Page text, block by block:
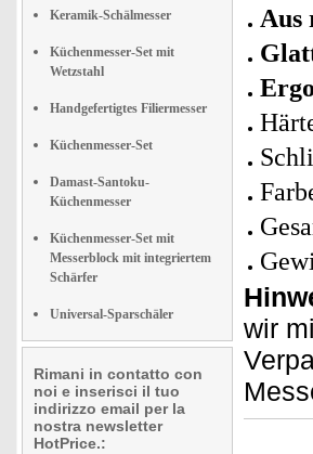
Keramik-Schälmesser
Küchenmesser-Set mit
Wetzstahl
Handgefertigtes Filiermesser
Küchenmesser-Set
Damast-Santoku-
Küchenmesser
Küchenmesser-Set mit
Messerblock mit integriertem
Schärfer
Universal-Sparschäler
Rimani in contatto con
noi e inserisci il tuo
indirizzo email per la
nostra newsletter
HotPrice.:
Aus
wir